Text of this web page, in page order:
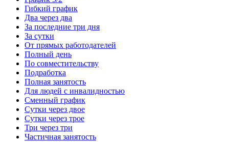
Гибкий график
Два через два
За последние три дня
За сутки
От прямых работодателей
Полный день
По совместительству
Подработка
Полная занятость
Для людей с инвалидностью
Сменный график
Сутки через двое
Сутки через трое
Три через три
Частичная занятость